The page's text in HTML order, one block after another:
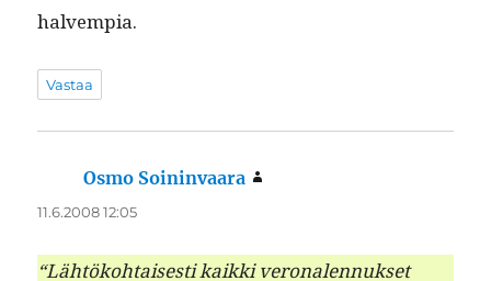
halvempia.
Vastaa
Osmo Soininvaara
11.6.2008 12:05
“Lähtöko­htais­es­ti kaik­ki veronalen­nuk­set